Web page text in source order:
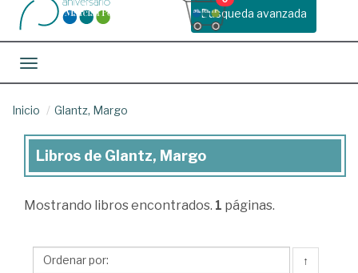
Busqueda avanzada
Toggle navigation
Inicio Glantz, Margo
Libros
Glantz,
Libros de Glantz, Margo
Mostrando libros encontrados. 1 páginas.
↑